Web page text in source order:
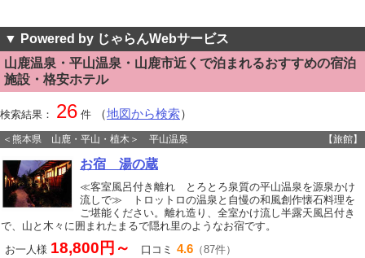
▼ Powered by じゃらんWebサービス
山鹿温泉・平山温泉・山鹿市近くで泊まれるおすすめの宿泊
施設・格安ホテル
検索結果： 26 件 （地図から検索）
＜熊本県 山鹿・平山・植木＞ 平山温泉 【旅館】
お宿 湯の蔵
≪客室風呂付き離れ とろとろ泉質の平山温泉を源泉かけ
流しで≫ トロットロの温泉と自慢の和風創作懐石料理を
ご堪能ください。離れ造り、全室かけ流し半露天風呂付き
で、山と木々に囲まれたまるで隠れ里のようなお宿です。
お一人様 18,800円～ 口コミ 4.6 （87件）